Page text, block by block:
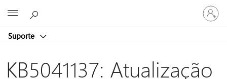
Suporte
Iniciar
sessão
na
KB5041137: Atualização